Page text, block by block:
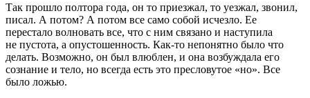
Так прошло полтора года, он то приезжал, то уезжал, звонил,
писал. А потом? А потом все само собой исчезло. Ее
перестало волновать все, что с ним связано и наступила
не пустота, а опустошенность. Как-то непонятно было что
делать. Возможно, он был влюблен, и она возбуждала его
сознание и тело, но всегда есть это пресловутое «но». Все
было ложью.